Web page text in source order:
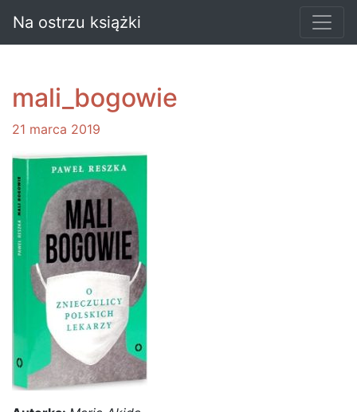
Na ostrzu książki
mali_bogowie
21 marca 2019